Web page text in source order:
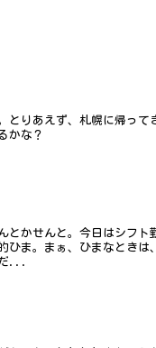
とりあえず、札幌に帰って
かな？
とかせんと。今日はシフト
ま。まぁ、ひまなときは
だ...